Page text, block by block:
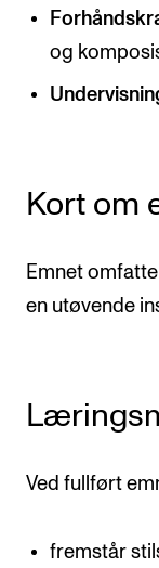
Canvas
IT Services
Rooms and
Semester
STUDENT LIFE
Want to Study
Counselling
NEWS
og
Kort om
Emnet
en utøvende
Ved fullført
fremstår